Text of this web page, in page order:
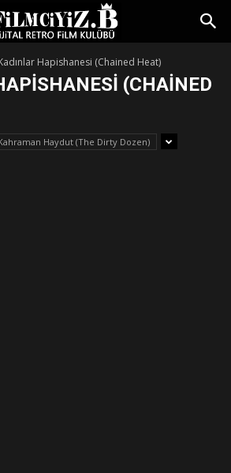
Hapishanesi (Chained Heat)
(CHAINED
Haydut (The Dirty Dozen)